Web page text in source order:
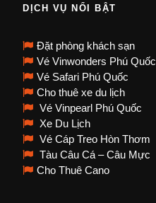
DỊCH VỤ NỔI BẬT
Đặt phòng khách sạn
Vé Vinwonders Phú Quốc
Vé Safari Phú Quốc
Cho thuê xe du lịch
Vé Vinpearl Phú Quốc
Xe Du Lịch
Vé Cáp Treo Hòn Thơm
Tàu Câu Cá – Câu Mực
Cho Thuê Cano